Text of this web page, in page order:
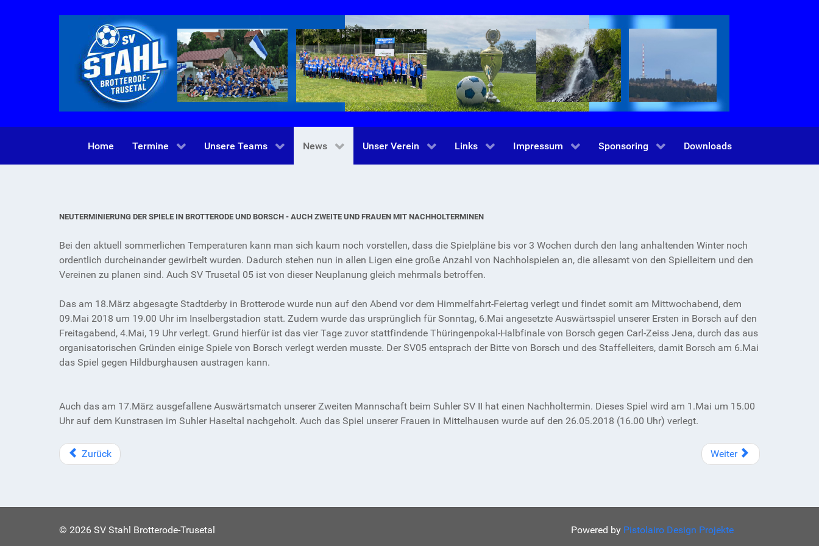
Home Termine Unsere Teams News Unser Verein Links Impressum Sponsoring Downloads
NEUTERMINIERUNG DER SPIELE IN BROTTERODE UND BORSCH - AUCH ZWEITE UND FRAUEN MIT NACHHOLTERMINEN
Bei den aktuell sommerlichen Temperaturen kann man sich kaum noch vorstellen, dass die Spielpläne bis vor 3 Wochen durch den lang anhaltenden Winter noch
ordentlich durcheinander gewirbelt wurden. Dadurch stehen nun in allen Ligen eine große Anzahl von Nachholspielen an, die allesamt von den Spielleitern und den
Vereinen zu planen sind. Auch SV Trusetal 05 ist von dieser Neuplanung gleich mehrmals betroffen.
Das am 18.März abgesagte Stadtderby in Brotterode wurde nun auf den Abend vor dem Himmelfahrt-Feiertag verlegt und findet somit am Mittwochabend, dem
09.Mai 2018 um 19.00 Uhr im Inselbergstadion statt. Zudem wurde das ursprünglich für Sonntag, 6.Mai angesetzte Auswärtsspiel unserer Ersten in Borsch auf den
Freitagabend, 4.Mai, 19 Uhr verlegt. Grund hierfür ist das vier Tage zuvor stattfindende Thüringenpokal-Halbfinale von Borsch gegen Carl-Zeiss Jena, durch das aus
organisatorischen Gründen einige Spiele von Borsch verlegt werden musste. Der SV05 entsprach der Bitte von Borsch und des Staffelleiters, damit Borsch am 6.Mai
das Spiel gegen Hildburghausen austragen kann.
Auch das am 17.März ausgefallene Auswärtsmatch unserer Zweiten Mannschaft beim Suhler SV II hat einen Nachholtermin. Dieses Spiel wird am 1.Mai um 15.00
Uhr auf dem Kunstrasen im Suhler Haseltal nachgeholt. Auch das Spiel unserer Frauen in Mittelhausen wurde auf den 26.05.2018 (16.00 Uhr) verlegt.
Zurück Weiter
© 2026 SV Stahl Brotterode-Trusetal Powered by Pistolairo Design Projekte